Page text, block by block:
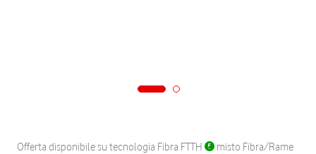
Offerta disponibile su tecnologia Fibra FTTH
misto Fibra/Rame